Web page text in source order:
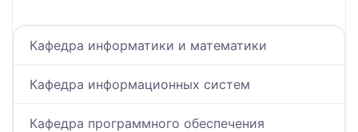
Кафедра информатики и математики
Кафедра информационных систем
Кафедра программного обеспечения